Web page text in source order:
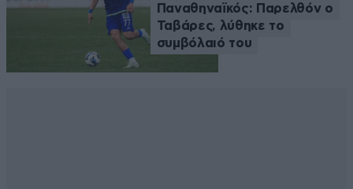
Παναθηναϊκός: Παρελθόν ο
Ταβάρες, λύθηκε το
συμβόλαιό του